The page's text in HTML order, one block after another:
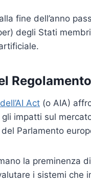
fine dell’anno
degli Stati
Act (o AIA)
impatti sul
Parlamento
la preminenza
i sistemi che